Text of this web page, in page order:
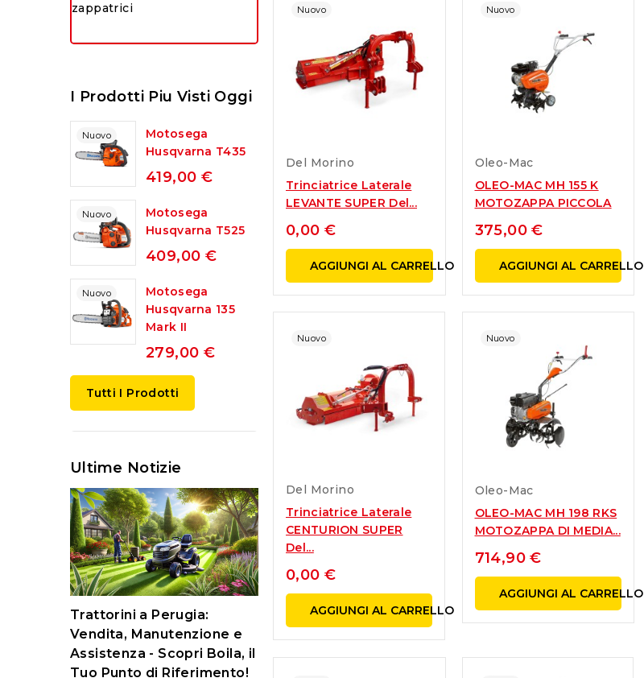
zappatrici
I Prodotti Piu Visti Oggi
Nuovo
Motosega
Husqvarna T435
419,00 €
Nuovo
Motosega
Husqvarna T525
409,00 €
Nuovo
Motosega
Husqvarna 135
Mark II
279,00 €
Tutti I Prodotti
Ultime Notizie
Trattorini a Perugia:
Vendita, Manutenzione e
Assistenza - Scopri Boila, il
Tuo Punto di Riferimento!
Pulizia del robot tagliaerba
Husqvarna
Nuovo
Del Morino
Trinciatrice Laterale
LEVANTE SUPER Del...
0,00 €
AGGIUNGI AL CARRELLO
Nuovo
Oleo-Mac
OLEO-MAC MH 155 K
MOTOZAPPA PICCOLA
375,00 €
AGGIUNGI AL CARRELLO
Nuovo
Del Morino
Trinciatrice Laterale
CENTURION SUPER
Del...
0,00 €
AGGIUNGI AL CARRELLO
Nuovo
Oleo-Mac
OLEO-MAC MH 198 RKS
MOTOZAPPA DI MEDIA...
714,90 €
AGGIUNGI AL CARRELLO